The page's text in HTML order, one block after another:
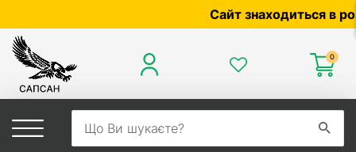
Сайт знаходиться в
0